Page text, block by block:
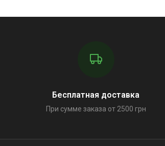
Бесплатная доставка
При сумме заказа от 2500 грн